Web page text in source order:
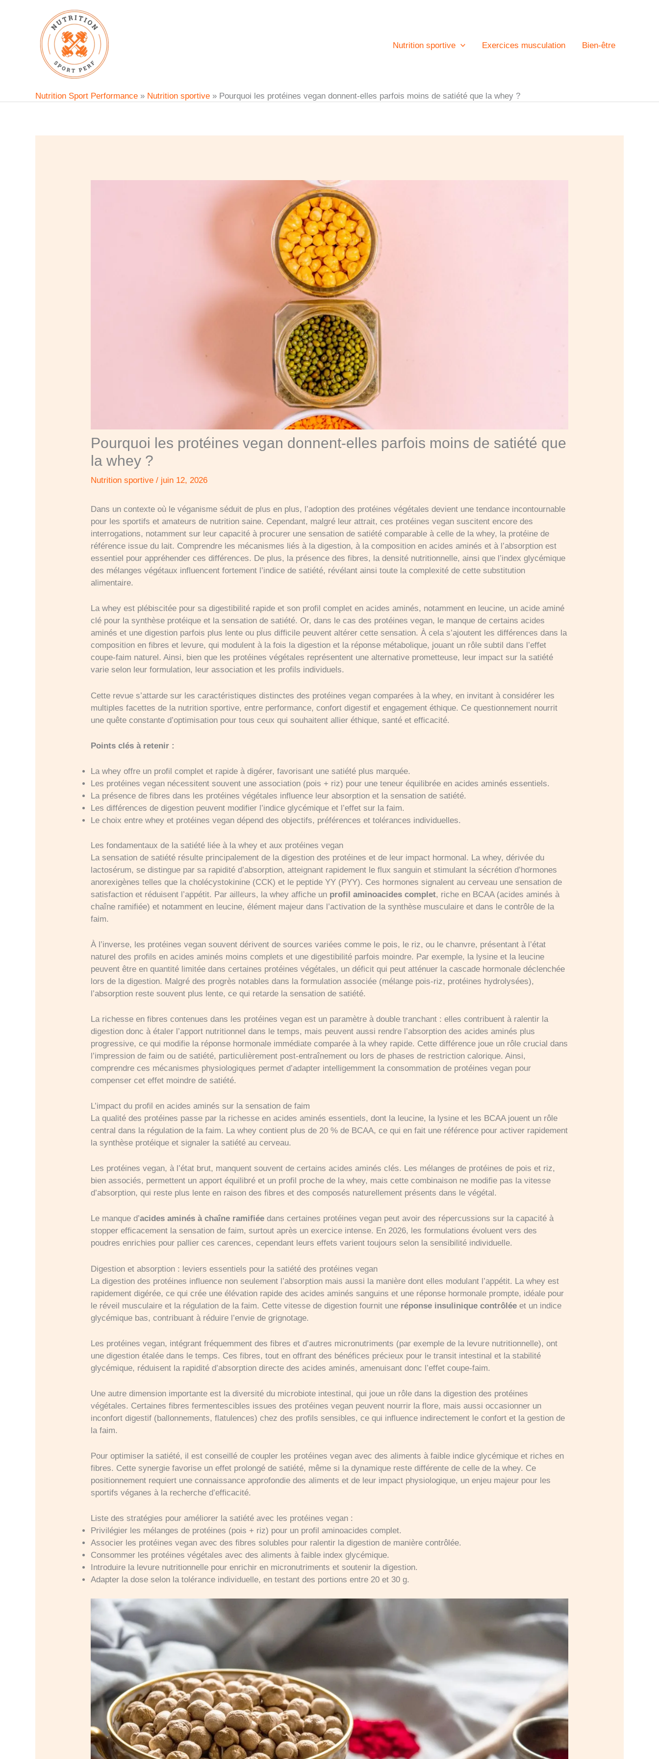
Nutrition sportive
Exercices musculation Bien-être
Nutrition Sport Performance » Nutrition sportive » Pourquoi les protéines vegan donnent-elles parfois moins de satiété que la whey ?
Pourquoi les protéines vegan donnent-elles parfois moins de satiété que
la whey ?
Nutrition sportive / juin 12, 2026
Dans un contexte où le véganisme séduit de plus en plus, l’adoption des protéines végétales devient une tendance incontournable
pour les sportifs et amateurs de nutrition saine. Cependant, malgré leur attrait, ces protéines vegan suscitent encore des
interrogations, notamment sur leur capacité à procurer une sensation de satiété comparable à celle de la whey, la protéine de
référence issue du lait. Comprendre les mécanismes liés à la digestion, à la composition en acides aminés et à l’absorption est
essentiel pour appréhender ces différences. De plus, la présence des fibres, la densité nutritionnelle, ainsi que l’index glycémique
des mélanges végétaux influencent fortement l’indice de satiété, révélant ainsi toute la complexité de cette substitution
alimentaire.
La whey est plébiscitée pour sa digestibilité rapide et son profil complet en acides aminés, notamment en leucine, un acide aminé
clé pour la synthèse protéique et la sensation de satiété. Or, dans le cas des protéines vegan, le manque de certains acides
aminés et une digestion parfois plus lente ou plus difficile peuvent altérer cette sensation. À cela s’ajoutent les différences dans la
composition en fibres et levure, qui modulent à la fois la digestion et la réponse métabolique, jouant un rôle subtil dans l’effet
coupe-faim naturel. Ainsi, bien que les protéines végétales représentent une alternative prometteuse, leur impact sur la satiété
varie selon leur formulation, leur association et les profils individuels.
Cette revue s’attarde sur les caractéristiques distinctes des protéines vegan comparées à la whey, en invitant à considérer les
multiples facettes de la nutrition sportive, entre performance, confort digestif et engagement éthique. Ce questionnement nourrit
une quête constante d’optimisation pour tous ceux qui souhaitent allier éthique, santé et efficacité.
Points clés à retenir :
La whey offre un profil complet et rapide à digérer, favorisant une satiété plus marquée.
Les protéines vegan nécessitent souvent une association (pois + riz) pour une teneur équilibrée en acides aminés essentiels.
La présence de fibres dans les protéines végétales influence leur absorption et la sensation de satiété.
Les différences de digestion peuvent modifier l’indice glycémique et l’effet sur la faim.
Le choix entre whey et protéines vegan dépend des objectifs, préférences et tolérances individuelles.
Les fondamentaux de la satiété liée à la whey et aux protéines vegan
La sensation de satiété résulte principalement de la digestion des protéines et de leur impact hormonal. La whey, dérivée du
lactosérum, se distingue par sa rapidité d’absorption, atteignant rapidement le flux sanguin et stimulant la sécrétion d’hormones
anorexigènes telles que la cholécystokinine (CCK) et le peptide YY (PYY). Ces hormones signalent au cerveau une sensation de
satisfaction et réduisent l’appétit. Par ailleurs, la whey affiche un profil aminoacides complet, riche en BCAA (acides aminés à
chaîne ramifiée) et notamment en leucine, élément majeur dans l’activation de la synthèse musculaire et dans le contrôle de la
faim.
À l’inverse, les protéines vegan souvent dérivent de sources variées comme le pois, le riz, ou le chanvre, présentant à l’état
naturel des profils en acides aminés moins complets et une digestibilité parfois moindre. Par exemple, la lysine et la leucine
peuvent être en quantité limitée dans certaines protéines végétales, un déficit qui peut atténuer la cascade hormonale déclenchée
lors de la digestion. Malgré des progrès notables dans la formulation associée (mélange pois-riz, protéines hydrolysées),
l’absorption reste souvent plus lente, ce qui retarde la sensation de satiété.
La richesse en fibres contenues dans les protéines vegan est un paramètre à double tranchant : elles contribuent à ralentir la
digestion donc à étaler l’apport nutritionnel dans le temps, mais peuvent aussi rendre l’absorption des acides aminés plus
progressive, ce qui modifie la réponse hormonale immédiate comparée à la whey rapide. Cette différence joue un rôle crucial dans
l’impression de faim ou de satiété, particulièrement post-entraînement ou lors de phases de restriction calorique. Ainsi,
comprendre ces mécanismes physiologiques permet d’adapter intelligemment la consommation de protéines vegan pour
compenser cet effet moindre de satiété.
L’impact du profil en acides aminés sur la sensation de faim
La qualité des protéines passe par la richesse en acides aminés essentiels, dont la leucine, la lysine et les BCAA jouent un rôle
central dans la régulation de la faim. La whey contient plus de 20 % de BCAA, ce qui en fait une référence pour activer rapidement
la synthèse protéique et signaler la satiété au cerveau.
Les protéines vegan, à l’état brut, manquent souvent de certains acides aminés clés. Les mélanges de protéines de pois et riz,
bien associés, permettent un apport équilibré et un profil proche de la whey, mais cette combinaison ne modifie pas la vitesse
d’absorption, qui reste plus lente en raison des fibres et des composés naturellement présents dans le végétal.
Le manque d’acides aminés à chaîne ramifiée dans certaines protéines vegan peut avoir des répercussions sur la capacité à
stopper efficacement la sensation de faim, surtout après un exercice intense. En 2026, les formulations évoluent vers des
poudres enrichies pour pallier ces carences, cependant leurs effets varient toujours selon la sensibilité individuelle.
Digestion et absorption : leviers essentiels pour la satiété des protéines vegan
La digestion des protéines influence non seulement l’absorption mais aussi la manière dont elles modulant l’appétit. La whey est
rapidement digérée, ce qui crée une élévation rapide des acides aminés sanguins et une réponse hormonale prompte, idéale pour
le réveil musculaire et la régulation de la faim. Cette vitesse de digestion fournit une réponse insulinique contrôlée et un indice
glycémique bas, contribuant à réduire l’envie de grignotage.
Les protéines vegan, intégrant fréquemment des fibres et d’autres micronutriments (par exemple de la levure nutritionnelle), ont
une digestion étalée dans le temps. Ces fibres, tout en offrant des bénéfices précieux pour le transit intestinal et la stabilité
glycémique, réduisent la rapidité d’absorption directe des acides aminés, amenuisant donc l’effet coupe-faim.
Une autre dimension importante est la diversité du microbiote intestinal, qui joue un rôle dans la digestion des protéines
végétales. Certaines fibres fermentescibles issues des protéines vegan peuvent nourrir la flore, mais aussi occasionner un
inconfort digestif (ballonnements, flatulences) chez des profils sensibles, ce qui influence indirectement le confort et la gestion de
la faim.
Pour optimiser la satiété, il est conseillé de coupler les protéines vegan avec des aliments à faible indice glycémique et riches en
fibres. Cette synergie favorise un effet prolongé de satiété, même si la dynamique reste différente de celle de la whey. Ce
positionnement requiert une connaissance approfondie des aliments et de leur impact physiologique, un enjeu majeur pour les
sportifs véganes à la recherche d’efficacité.
Liste des stratégies pour améliorer la satiété avec les protéines vegan :
Privilégier les mélanges de protéines (pois + riz) pour un profil aminoacides complet.
Associer les protéines vegan avec des fibres solubles pour ralentir la digestion de manière contrôlée.
Consommer les protéines végétales avec des aliments à faible index glycémique.
Introduire la levure nutritionnelle pour enrichir en micronutriments et soutenir la digestion.
Adapter la dose selon la tolérance individuelle, en testant des portions entre 20 et 30 g.